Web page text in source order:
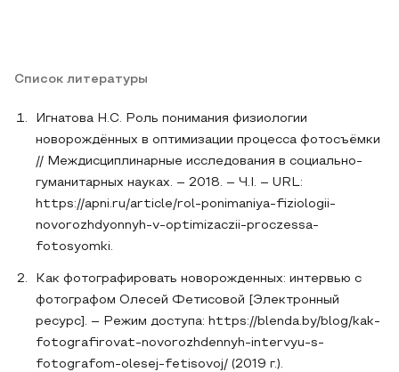
Список литературы
Игнатова Н.С. Роль понимания физиологии
новорождённых в оптимизации процесса фотосъёмки
// Междисциплинарные исследования в социально-
гуманитарных науках. – 2018. – Ч.I. – URL:
https://apni.ru/article/rol-ponimaniya-fiziologii-
novorozhdyonnyh-v-optimizaczii-proczessa-
fotosyomki.
Как фотографировать новорожденных: интервью с
фотографом Олесей Фетисовой [Электронный
ресурс]. – Режим доступа: https://blenda.by/blog/kak-
fotografirovat-novorozhdennyh-intervyu-s-
fotografom-olesej-fetisovoj/ (2019 г.).